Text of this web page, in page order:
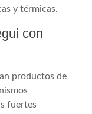
y térmicas.
con
productos de
fuertes